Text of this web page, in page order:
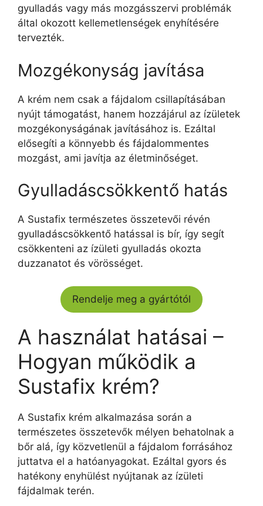
gyulladás vagy más mozgásszervi problémák
által okozott kellemetlenségek enyhítésére
tervezték.
Mozgékonyság javítása
A krém nem csak a fájdalom csillapításában
nyújt támogatást, hanem hozzájárul az ízületek
mozgékonyságának javításához is. Ezáltal
elősegíti a könnyebb és fájdalommentes
mozgást, ami javítja az életminőséget.
Gyulladáscsökkentő hatás
A Sustafix természetes összetevői révén
gyulladáscsökkentő hatással is bír, így segít
csökkenteni az ízületi gyulladás okozta
duzzanatot és vörösséget.
Rendelje meg a gyártótól
A használat hatásai –
Hogyan működik a
Sustafix krém?
A Sustafix krém alkalmazása során a
természetes összetevők mélyen behatolnak a
bőr alá, így közvetlenül a fájdalom forrásához
juttatva el a hatóanyagokat. Ezáltal gyors és
hatékony enyhülést nyújtanak az ízületi
fájdalmak terén.